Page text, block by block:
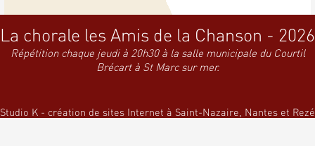
La chorale les Amis de la Chanson - 2026
Répétition chaque jeudi à 20h30 à la salle municipale du Courtil
Brécart à St Marc sur mer.
Studio K - création de sites Internet à Saint-Nazaire, Nantes et Rezé